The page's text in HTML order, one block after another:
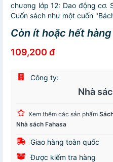
chương lớp 12: Dao động cơ.
Cuốn sách như một cuốn
Còn ít hoặc hết hàng
109,200 đ
Công ty:
Nhà
Xem thêm các sản phẩm
Nhà sách Fahasa
Giao hàng toàn quốc
Được kiểm tra hàng